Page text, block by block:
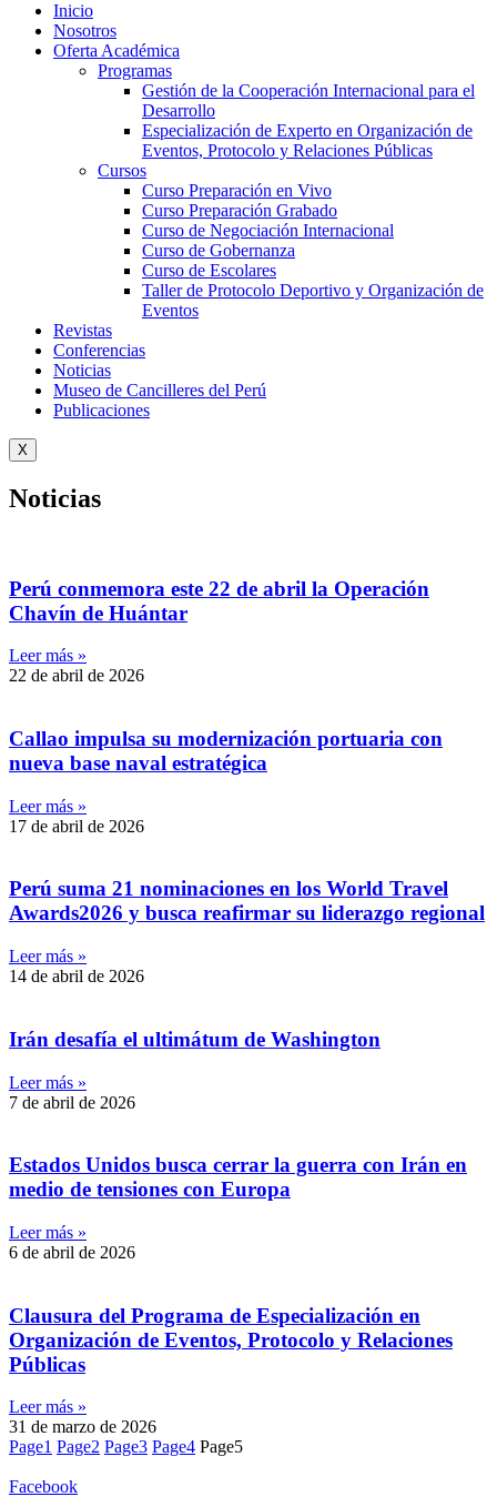
Inicio
Nosotros
Oferta Académica
Programas
Gestión de la Cooperación Internacional para el
Desarrollo
Especialización de Experto en Organización de
Eventos, Protocolo y Relaciones Públicas
Cursos
Curso Preparación en Vivo
Curso Preparación Grabado
Curso de Negociación Internacional
Curso de Gobernanza
Curso de Escolares
Taller de Protocolo Deportivo y Organización de
Eventos
Revistas
Conferencias
Noticias
Museo de Cancilleres del Perú
Publicaciones
X
Noticias
Perú conmemora este 22 de abril la Operación
Chavín de Huántar
Leer más »
22 de abril de 2026
Callao impulsa su modernización portuaria con
nueva base naval estratégica
Leer más »
17 de abril de 2026
Perú suma 21 nominaciones en los World Travel
Awards2026 y busca reafirmar su liderazgo regional
Leer más »
14 de abril de 2026
Irán desafía el ultimátum de Washington
Leer más »
7 de abril de 2026
Estados Unidos busca cerrar la guerra con Irán en
medio de tensiones con Europa
Leer más »
6 de abril de 2026
Clausura del Programa de Especialización en
Organización de Eventos, Protocolo y Relaciones
Públicas
Leer más »
31 de marzo de 2026
Page1 Page2 Page3 Page4 Page5
Facebook